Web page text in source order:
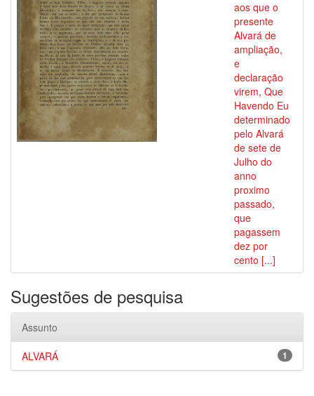
aos que o
presente
Alvará de
ampliação,
e
declaração
virem, Que
Havendo Eu
determinado
pelo Alvará
de sete de
Julho do
anno
proximo
passado,
que
pagassem
dez por
cento [...]
Sugestões de pesquisa
Assunto
1
ALVARÁ